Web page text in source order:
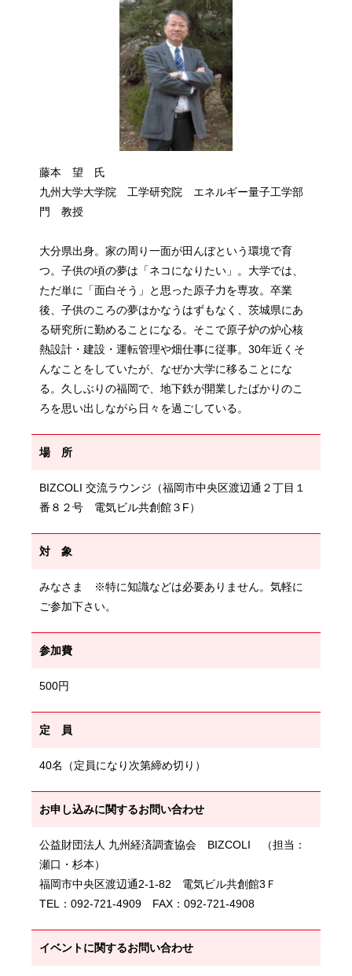
藤本 望 氏
九州大学大学院 工学研究院 エネルギー量子工学部
門 教授
大分県出身。家の周り一面が田んぼという環境で育
つ。子供の頃の夢は「ネコになりたい」。大学では、
ただ単に「面白そう」と思った原子力を専攻。卒業
後、子供のころの夢はかなうはずもなく、茨城県にあ
る研究所に勤めることになる。そこで原子炉の炉心核
熱設計・建設・運転管理や畑仕事に従事。30年近くそ
んなことをしていたが、なぜか大学に移ることにな
る。久しぶりの福岡で、地下鉄が開業したばかりのこ
ろを思い出しながら日々を過ごしている。
場 所
BIZCOLI 交流ラウンジ（福岡市中央区渡辺通２丁目１
番８２号 電気ビル共創館３F）
対 象
みなさま ※特に知識などは必要ありません。気軽に
ご参加下さい。
参加費
500円
定 員
40名（定員になり次第締め切り）
お申し込みに関するお問い合わせ
公益財団法人 九州経済調査協会 BIZCOLI （担当：
瀬口・杉本）
福岡市中央区渡辺通2-1-82 電気ビル共創館3Ｆ
TEL：092-721-4909 FAX：092-721-4908
イベントに関するお問い合わせ